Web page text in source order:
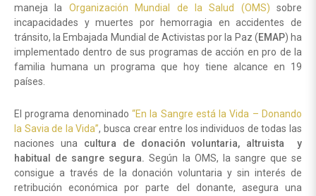
maneja la Organización Mundial de la Salud (OMS) sobre
incapacidades y muertes por hemorragia en accidentes de
tránsito, la Embajada Mundial de Activistas por la Paz (EMAP) ha
implementado dentro de sus programas de acción en pro de la
familia humana un programa que hoy tiene alcance en 19
países.
El programa denominado “En la Sangre está la Vida – Donando
la Savia de la Vida”, busca crear entre los individuos de todas las
naciones una cultura de donación voluntaria, altruista y
habitual de sangre segura.Según la OMS, la sangre que se
consigue a través de la donación voluntaria y sin interés de
retribución económica por parte del donante, asegura una